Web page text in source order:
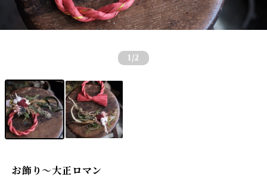
1 /2
お飾り〜大正ロマン